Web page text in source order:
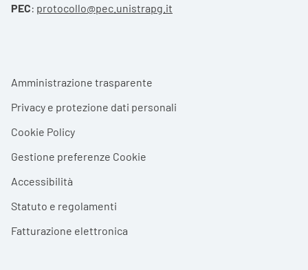
PEC: protocollo@pec.unistrapg.it
Footer menu
Amministrazione trasparente
Privacy e protezione dati personali
Cookie Policy
Gestione preferenze Cookie
Accessibilità
Statuto e regolamenti
Fatturazione elettronica